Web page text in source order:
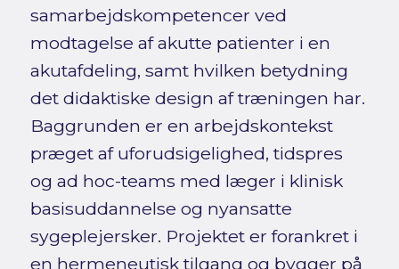
samarbejdskompetencer ved
modtagelse af akutte patienter i en
akutafdeling, samt hvilken betydning
det didaktiske design af træningen har.
Baggrunden er en arbejdskontekst
præget af uforudsigelighed, tidspres
og ad hoc-teams med læger i klinisk
basisuddannelse og nyansatte
sygeplejersker. Projektet er forankret i
en hermeneutisk tilgang og bygger på